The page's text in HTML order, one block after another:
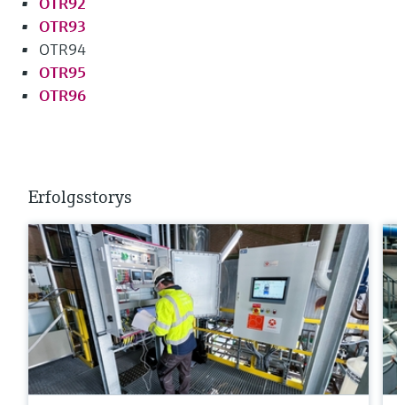
OTR93
OTR94
OTR95
OTR96
Erfolgsstorys